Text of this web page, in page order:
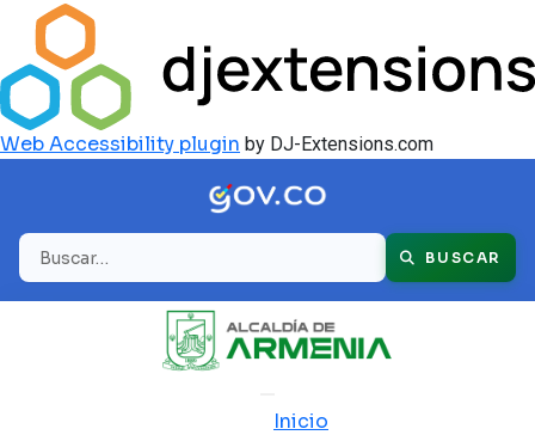
Web Accessibility plugin by DJ-Extensions.com
Buscar BUSCAR
Inicio